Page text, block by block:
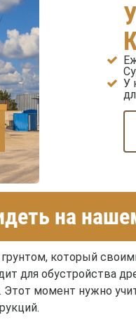
У
на
грунтом, который
для обустройства
Этот момент нужно